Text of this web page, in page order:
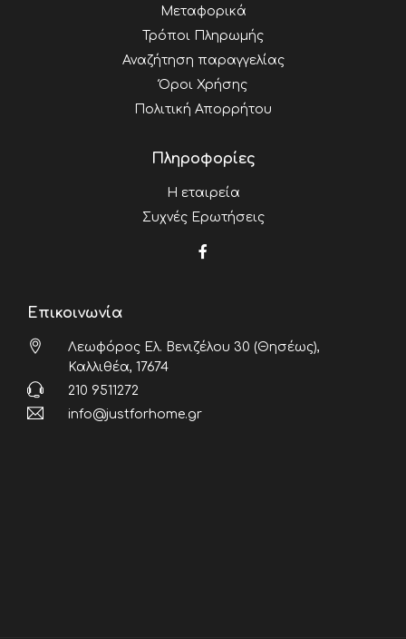
Μεταφορικά
Τρόποι Πληρωμής
Αναζήτηση παραγγελίας
Όροι Χρήσης
Πολιτική Απορρήτου
Πληροφορίες
Η εταιρεία
Συχνές Ερωτήσεις
Επικοινωνία
Λεωφόρος Ελ. Βενιζέλου 30 (Θησέως),
Καλλιθέα, 17674
210 9511272
info@justforhome.gr